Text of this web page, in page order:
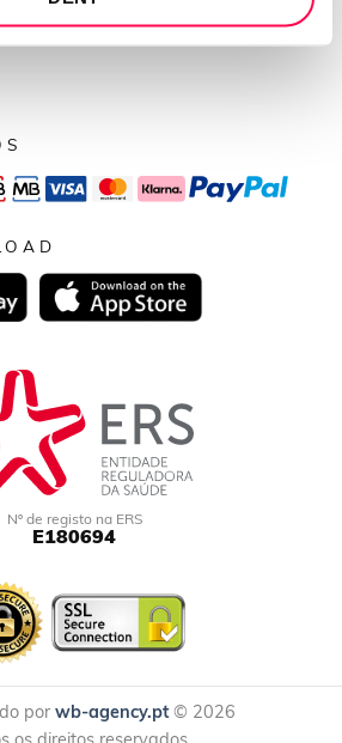
Nº de registo na ERS
E180694
por wb-agency.pt© 2026